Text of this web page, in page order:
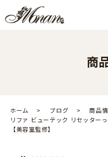
商
ホーム ブログ
商品
リファ ビューテック リセッター
【美容室監修】